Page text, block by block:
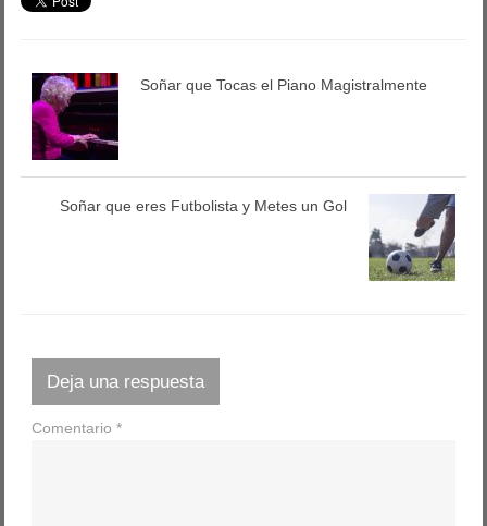
Soñar que Tocas el Piano Magistralmente
Soñar que eres Futbolista y Metes un Gol
Deja una respuesta
Comentario*